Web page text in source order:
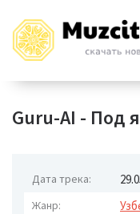
Guru-AI - Под
Дата трека:
Жанр: